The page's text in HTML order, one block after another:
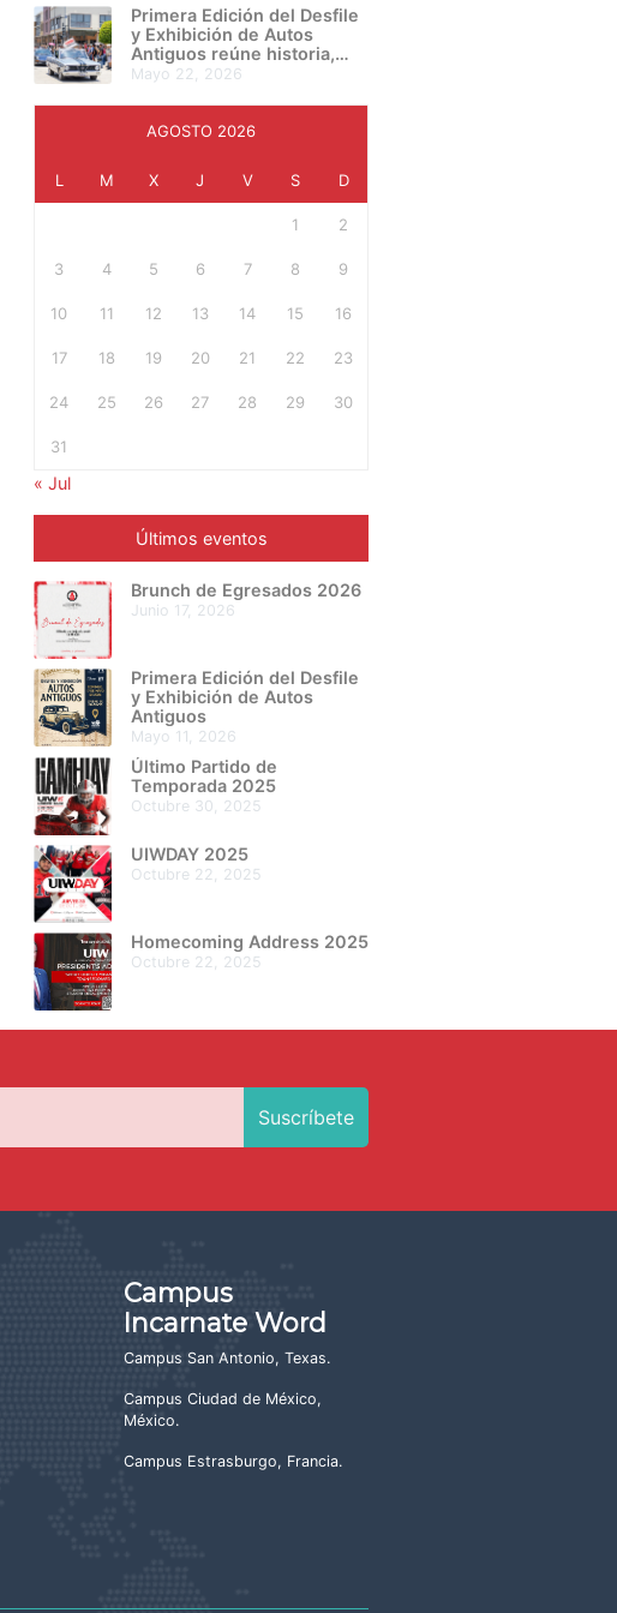
en una noche de
creatividad e innovación
Primera Edición del Desfile
y Exhibición de Autos
Antiguos reúne historia,
cultura y pasión automotriz
mayo 22, 2026
AGOSTO 2026
L M X J V S D
1 2
3 4 5 6 7 8 9
10 11 12 13 14 15 16
17 18 19 20 21 22 23
24 25 26 27 28 29 30
31
« Jul
Últimos eventos
Brunch de Egresados 2026
junio 17, 2026
Primera Edición del Desfile
y Exhibición de Autos
Antiguos
mayo 11, 2026
Último Partido de
Temporada 2025
octubre 30, 2025
UIWDAY 2025
octubre 22, 2025
Homecoming Address 2025
octubre 22, 2025
Campus
Incarnate Word
Campus San Antonio, Texas.
Campus Ciudad de México,
México.
Campus Estrasburgo, Francia.